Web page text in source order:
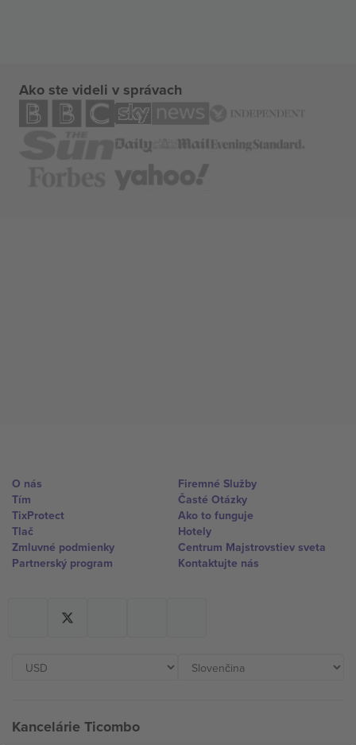
Ako ste videli v správach
O nás
Tím
TixProtect
Tlač
Zmluvné podmienky
Partnerský program
Firemné Služby
Časté Otázky
Ako to funguje
Hotely
Centrum Majstrovstiev sveta
Kontaktujte nás
Kancelárie Ticombo